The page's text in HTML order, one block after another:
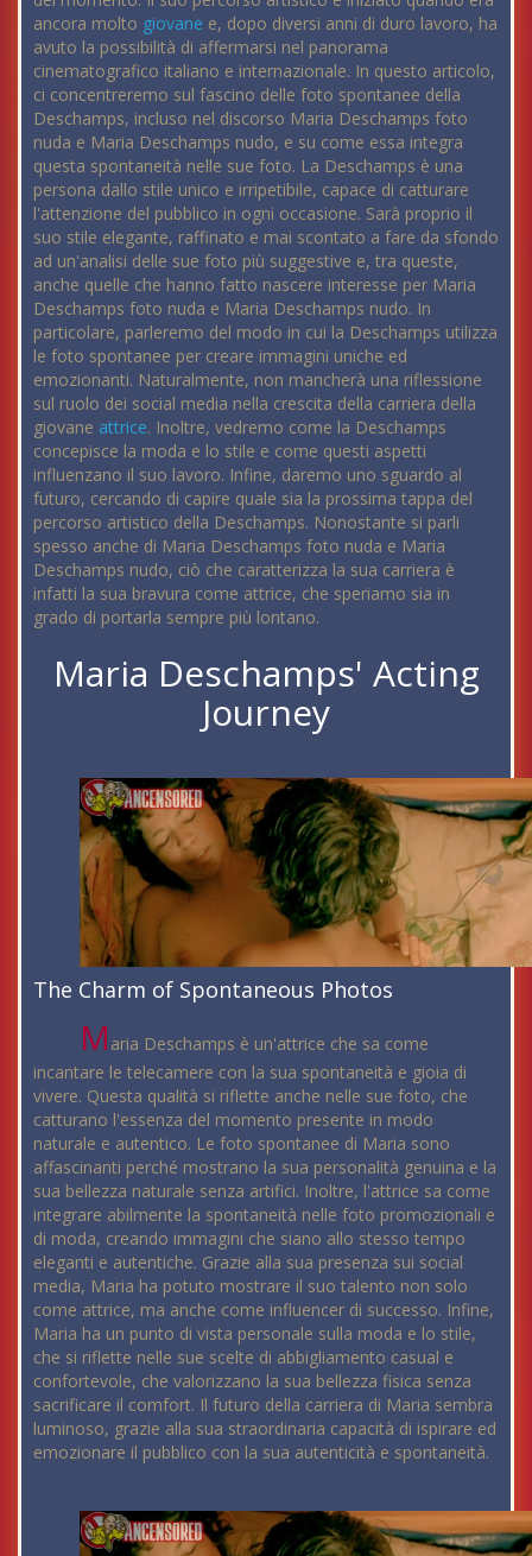
ancora molto giovane e, dopo diversi anni di duro lavoro, ha
avuto la possibilità di affermarsi nel panorama
cinematografico italiano e internazionale. In questo articolo,
ci concentreremo sul fascino delle foto spontanee della
Deschamps, incluso nel discorso Maria Deschamps foto
nuda e Maria Deschamps nudo, e su come essa integra
questa spontaneità nelle sue foto. La Deschamps è una
persona dallo stile unico e irripetibile, capace di catturare
l'attenzione del pubblico in ogni occasione. Sarà proprio il
suo stile elegante, raffinato e mai scontato a fare da sfondo
ad un'analisi delle sue foto più suggestive e, tra queste,
anche quelle che hanno fatto nascere interesse per Maria
Deschamps foto nuda e Maria Deschamps nudo. In
particolare, parleremo del modo in cui la Deschamps utilizza
le foto spontanee per creare immagini uniche ed
emozionanti. Naturalmente, non mancherà una riflessione
sul ruolo dei social media nella crescita della carriera della
giovane attrice. Inoltre, vedremo come la Deschamps
concepisce la moda e lo stile e come questi aspetti
influenzano il suo lavoro. Infine, daremo uno sguardo al
futuro, cercando di capire quale sia la prossima tappa del
percorso artistico della Deschamps. Nonostante si parli
spesso anche di Maria Deschamps foto nuda e Maria
Deschamps nudo, ciò che caratterizza la sua carriera è
infatti la sua bravura come attrice, che speriamo sia in
grado di portarla sempre più lontano.
Maria Deschamps' Acting
Journey
The Charm of Spontaneous Photos
M aria Deschamps è un'attrice che sa come
incantare le telecamere con la sua spontaneità e gioia di
vivere. Questa qualità si riflette anche nelle sue foto, che
catturano l'essenza del momento presente in modo
naturale e autentico. Le foto spontanee di Maria sono
affascinanti perché mostrano la sua personalità genuina e la
sua bellezza naturale senza artifici. Inoltre, l'attrice sa come
integrare abilmente la spontaneità nelle foto promozionali e
di moda, creando immagini che siano allo stesso tempo
eleganti e autentiche. Grazie alla sua presenza sui social
media, Maria ha potuto mostrare il suo talento non solo
come attrice, ma anche come influencer di successo. Infine,
Maria ha un punto di vista personale sulla moda e lo stile,
che si riflette nelle sue scelte di abbigliamento casual e
confortevole, che valorizzano la sua bellezza fisica senza
sacrificare il comfort. Il futuro della carriera di Maria sembra
luminoso, grazie alla sua straordinaria capacità di ispirare ed
emozionare il pubblico con la sua autenticità e spontaneità.